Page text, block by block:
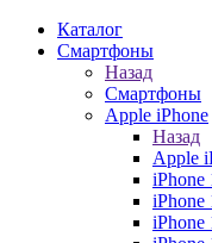
Каталог
Смартфоны
Назад
Смартфоны
Apple iPhone
Назад
Apple
iPhone
iPhone
iPhone